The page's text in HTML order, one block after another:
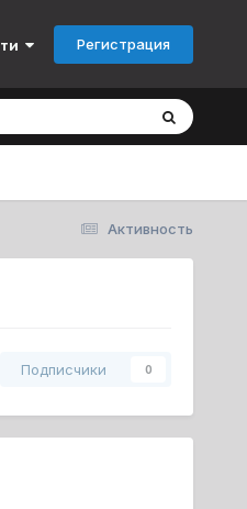
Регистрация
Активность
Подписчики 0